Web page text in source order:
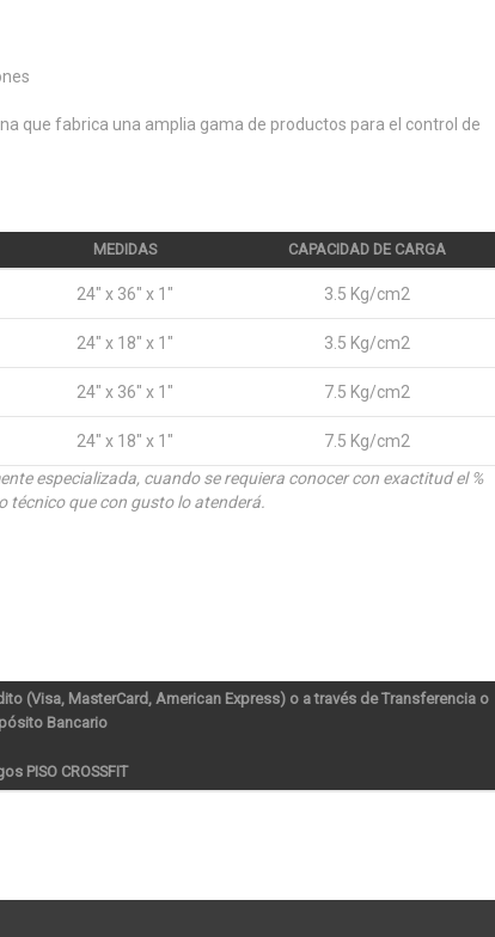
que fabrica una amplia gama de productos para el control de
MEDIDAS CAPACIDAD DE CARGA
24" x 36" x 1" 3.5 Kg/cm2
24" x 18" x 1" 3.5 Kg/cm2
24" x 36" x 1" 7.5 Kg/cm2
24" x 18" x 1"
7.5 Kg/cm2
especializada, cuando se requiera conocer con exactitud el %
técnico que con gusto lo atenderá.
(Visa, MasterCard, American Express) o a través de Transferencia o
Bancario